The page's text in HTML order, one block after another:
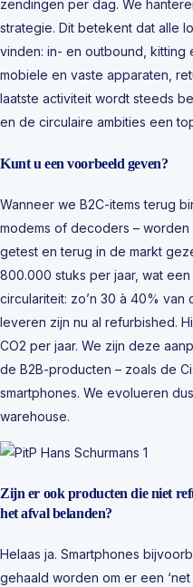
zendingen per dag. We
strategie. Dit betekent dat alle
vinden: in- en outbound, kitting
mobiele en vaste apparaten,
laatste activiteit wordt steeds
en de circulaire ambities een
Kunt u een voorbeeld geven?
Wanneer we B2C-items terug
modems of decoders –
getest en terug in de markt
800.000 stuks per jaar, wat
circulariteit: zo’n 30 à 40%
leveren zijn nu al refurbished.
CO2 per jaar. We zijn deze
de B2B-producten – zoals de
smartphones. We evolueren
warehouse.
Zijn er ook producten die niet
het afval belanden?
Helaas ja. Smartphones
gehaald worden om er een